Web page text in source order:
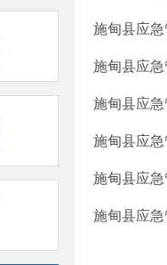
施甸县应
施甸县应
施甸县应
施甸县应
施甸县应
施甸县应